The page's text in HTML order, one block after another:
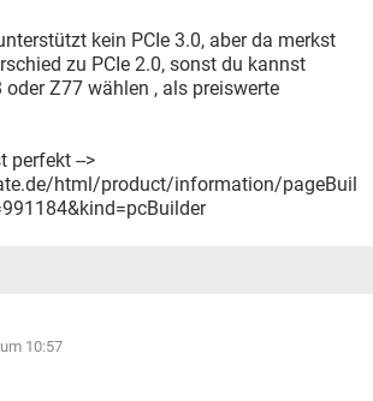
kein PCIe 3.0, aber da merkst
zu PCIe 2.0, sonst du kannst
Z77 wählen , als preiswerte
perfekt -->
html/product/information/pageBuil
10:57